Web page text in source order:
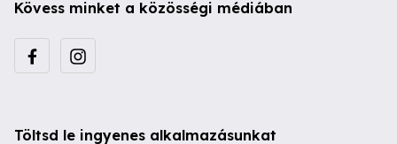
Kövess minket a közösségi médiában
Töltsd le ingyenes alkalmazásunkat